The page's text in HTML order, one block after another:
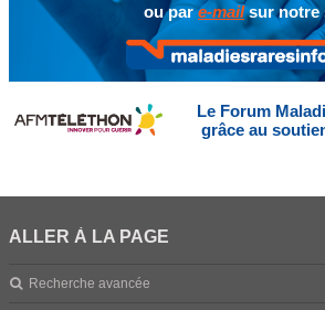
ou pare-mailsur notre
Le Forum
grâce au
ALLER À LA PAGE
Recherche avancée